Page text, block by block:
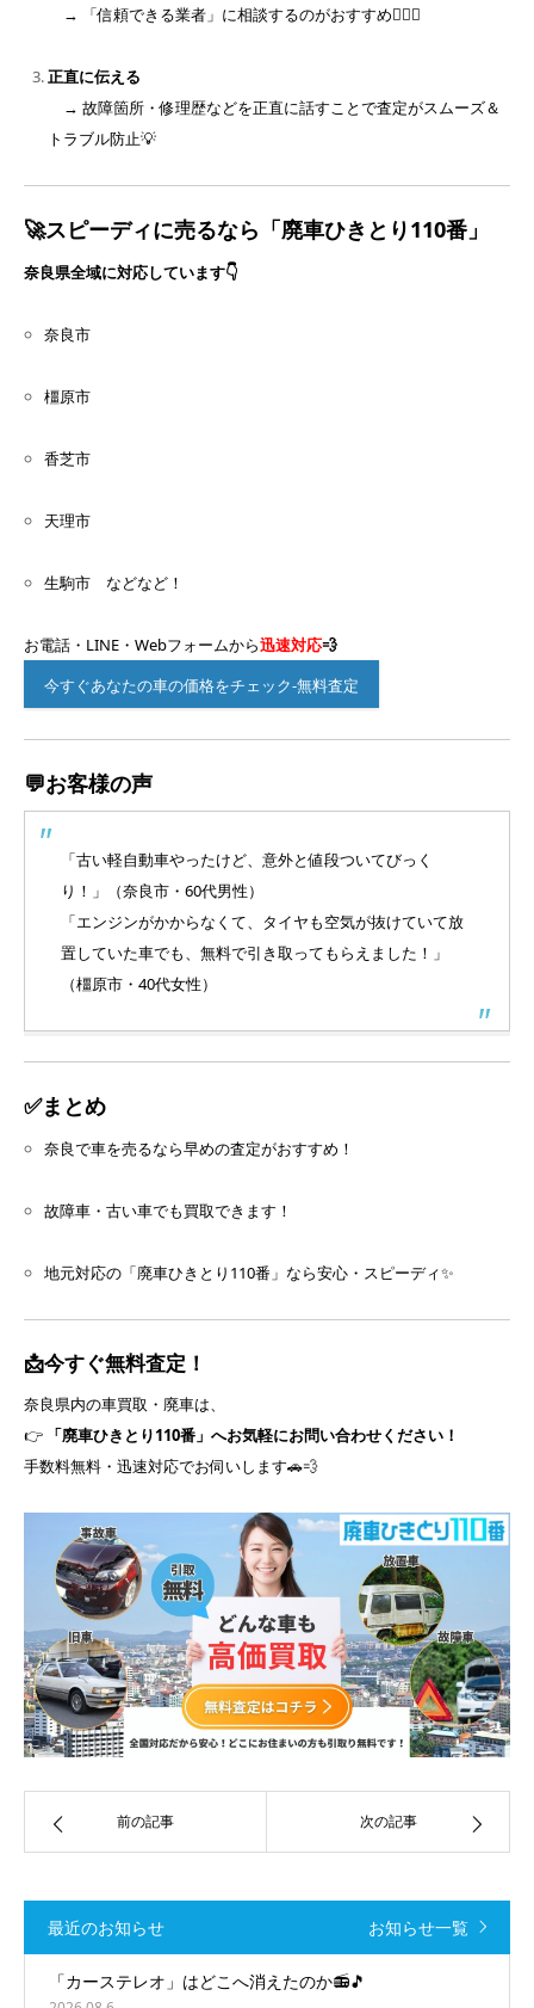
→ 「信頼できる業者」に相談するのがおすすめ☝🏻✨
正直に伝える
→ 故障箇所・修理歴などを正直に話すことで査定がスムーズ＆
トラブル防止💡
🚀スピーディに売るなら「廃車ひきとり110番」
奈良県全域に対応しています👇
奈良市
橿原市
香芝市
天理市
生駒市 などなど！
お電話・LINE・Webフォームから迅速対応💨
今すぐあなたの車の価格をチェック-無料査定
💬お客様の声
「古い軽自動車やったけど、意外と値段ついてびっく
り！」（奈良市・60代男性）
「エンジンがかからなくて、タイヤも空気が抜けていて放
置していた車でも、無料で引き取ってもらえました！」
（橿原市・40代女性）
✅まとめ
奈良で車を売るなら早めの査定がおすすめ！
故障車・古い車でも買取できます！
地元対応の「廃車ひきとり110番」なら安心・スピーディ✨
📩今すぐ無料査定！
奈良県内の車買取・廃車は、
👉 「廃車ひきとり110番」へお気軽にお問い合わせください！
手数料無料・迅速対応でお伺いします🚗💨
前の記事 次の記事
最近のお知らせ お知らせ一覧
「カーステレオ」はどこへ消えたのか📻🎵